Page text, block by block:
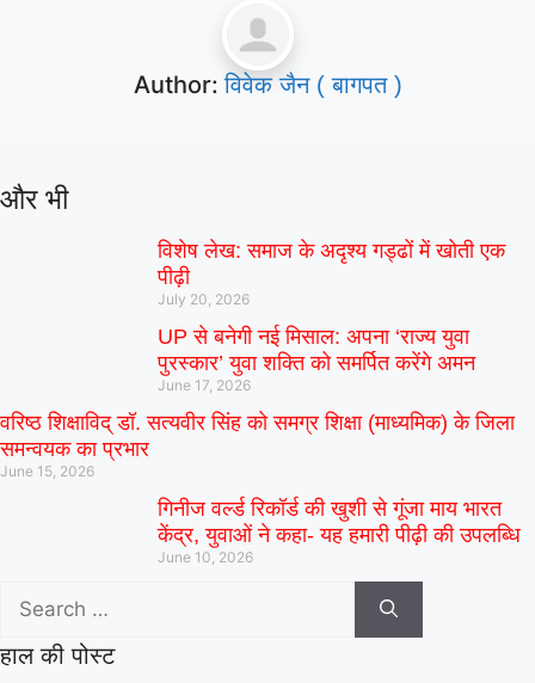
Author:विवेक जैन ( बागपत )
और भी
विशेष लेख: समाज के अदृश्य गड्ढों में खोती एक
पीढ़ी
July 20, 2026
UP से बनेगी नई मिसाल: अपना ‘राज्य युवा
पुरस्कार’ युवा शक्ति को समर्पित करेंगे अमन
June 17, 2026
वरिष्ठ शिक्षाविद् डॉ. सत्यवीर सिंह को समग्र शिक्षा (माध्यमिक) के जिला
समन्वयक का प्रभार
June 15, 2026
गिनीज वर्ल्ड रिकॉर्ड की खुशी से गूंजा माय भारत
केंद्र, युवाओं ने कहा- यह हमारी पीढ़ी की उपलब्धि
June 10, 2026
हाल की पोस्ट